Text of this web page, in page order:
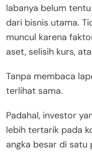
labanya belum
dari bisnis utama.
muncul karena
aset, selisih kurs,
Tanpa membaca
terlihat sama.
Padahal, investor
lebih tertarik pada
angka besar di satu